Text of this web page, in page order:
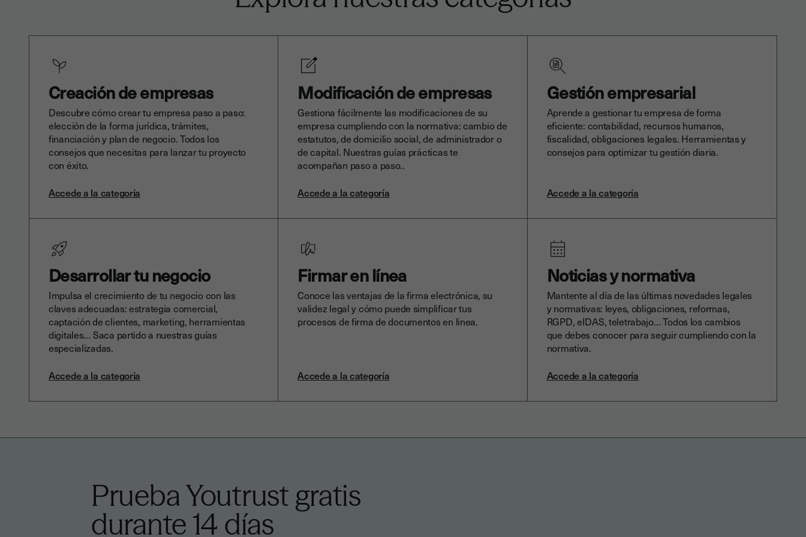
Creación de empresas
Descubre cómo crear tu empresa paso a paso:
elección de la forma jurídica, trámites,
financiación y plan de negocio. Todos los
consejos que necesitas para lanzar tu proyecto
con éxito.
Accede a la categoría
Modificación de empresas
Gestiona fácilmente las modificaciones de su
empresa cumpliendo con la normativa: cambio de
estatutos, de domicilio social, de administrador o
de capital. Nuestras guías prácticas te
acompañan paso a paso..
Accede a la categoría
Gestión empresarial
Aprende a gestionar tu empresa de forma
eficiente: contabilidad, recursos humanos,
fiscalidad, obligaciones legales. Herramientas y
consejos para optimizar tu gestión diaria.
Accede a la categoría
Desarrollar tu negocio
Impulsa el crecimiento de tu negocio con las
claves adecuadas: estrategia comercial,
captación de clientes, marketing, herramientas
digitales… Saca partido a nuestras guías
especializadas.
Accede a la categoría
Firmar en línea
Conoce las ventajas de la firma electrónica, su
validez legal y cómo puede simplificar tus
procesos de firma de documentos en linea.
Accede a la categoría
Noticias y normativa
Mantente al día de las últimas novedades legales
y normativas: leyes, obligaciones, reformas,
RGPD, eIDAS, teletrabajo… Todos los cambios
que debes conocer para seguir cumpliendo con la
normativa.
Accede a la categoría
Prueba Youtrust gratis
durante 14 días